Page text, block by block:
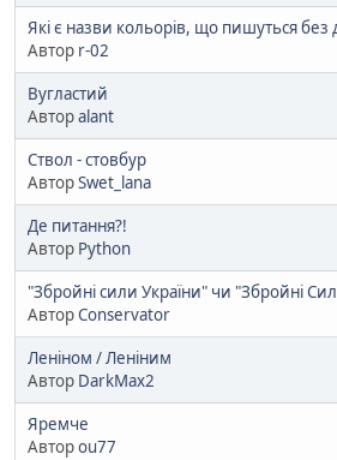
Які є назви кольорів, що пишуться без
Автор r-02
Вугластий
Авторalant
Ствол - стовбур
АвторSwet_lana
Де питання?!
Автор Python
"Збройні сили України" чи "Збройні
АвторConservator
Леніном / Леніним
Автор DarkMax2
Яремче
Авторou77